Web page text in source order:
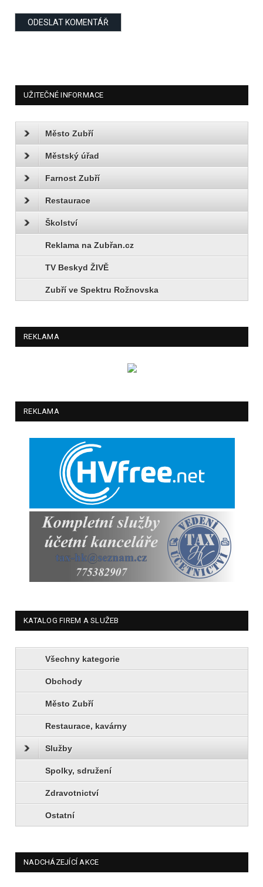
UŽITEČNÉ INFORMACE
Město Zubří
Městský úřad
Farnost Zubří
Restaurace
Školství
Reklama na Zubřan.cz
TV Beskyd ŽIVĚ
Zubří ve Spektru Rožnovska
REKLAMA
REKLAMA
KATALOG FIREM A SLUŽEB
Všechny kategorie
Obchody
Město Zubří
Restaurace, kavárny
Služby
Spolky, sdružení
Zdravotnictví
Ostatní
NADCHÁZEJÍCÍ AKCE